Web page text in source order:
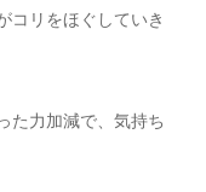
コリをほぐしていき
た力加減で、気持ち